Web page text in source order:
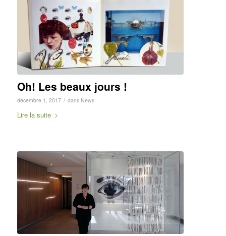
Oh! Les beaux jours !
décembre 1, 2017 / dans News
Lire la suite